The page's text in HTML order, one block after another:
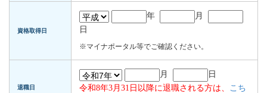
資格取得日
年
月
日
※マイナポータル等でご確認ください。
退職日
月
日
令和8年3月31日以降に退職される方は、
こち